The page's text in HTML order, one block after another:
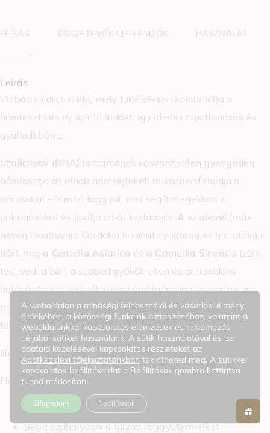
LEÍRÁS ÖSSZETEVŐK / JELLEMZŐK HASZNÁLAT
Leírás
Vízbázisú arctisztító, mely tökéletesen kombinálja a
hámlasztó és nyugtató hatást, így ideális a pattanásos és
gyulladt bőrre.
Szalicilsav (BHA) tartalmának köszönhetően gyengéden
hámlasztja az elhalt hámsejteket, miközben feloldja a
pórusokat eltömítő faggyút, ami segít megelőzni a
pattanásokat és javítja a bőr textúráját. A szívlevél (más
néven Houttuynia Cordata) kivonat nyugtatja és hidratálja a
bőrt, míg a Centella Asiatica és a Camellia Sinensis (zöld
tea) védi a bőrt a szabad gyökök ellen és antioxidáns
hatású. Az összetevők ezen kombinációja szinergikusan
fejti ki hatását, hámlasztó és gyulladáscsökkentő
tulajdonságokkal rendelkezik.
Illatmentes. Illóolaj-mentes.
Előnyök:
Eltávolítja a szennyeződéseket
Segít szabályozni a túlzott faggyútermelést
A weboldalon a minőségi felhasználói és vásárlási élmény
érdekében, a közösségi funkciók biztosításához, valamint a
weboldalunkkal kapcsolatos elemzések és reklámozás
céljából sütiket használunk. A sütik használatával és az
adataid kezelésével kapcsolatos részleteket az
Adatkezelési tájékoztatónkban tekintheted meg. A sütikkel
kapcsolatos beállításaidat a Beállítások gombra kattintva
tudod módosítani.
Elfogadom Beállítások